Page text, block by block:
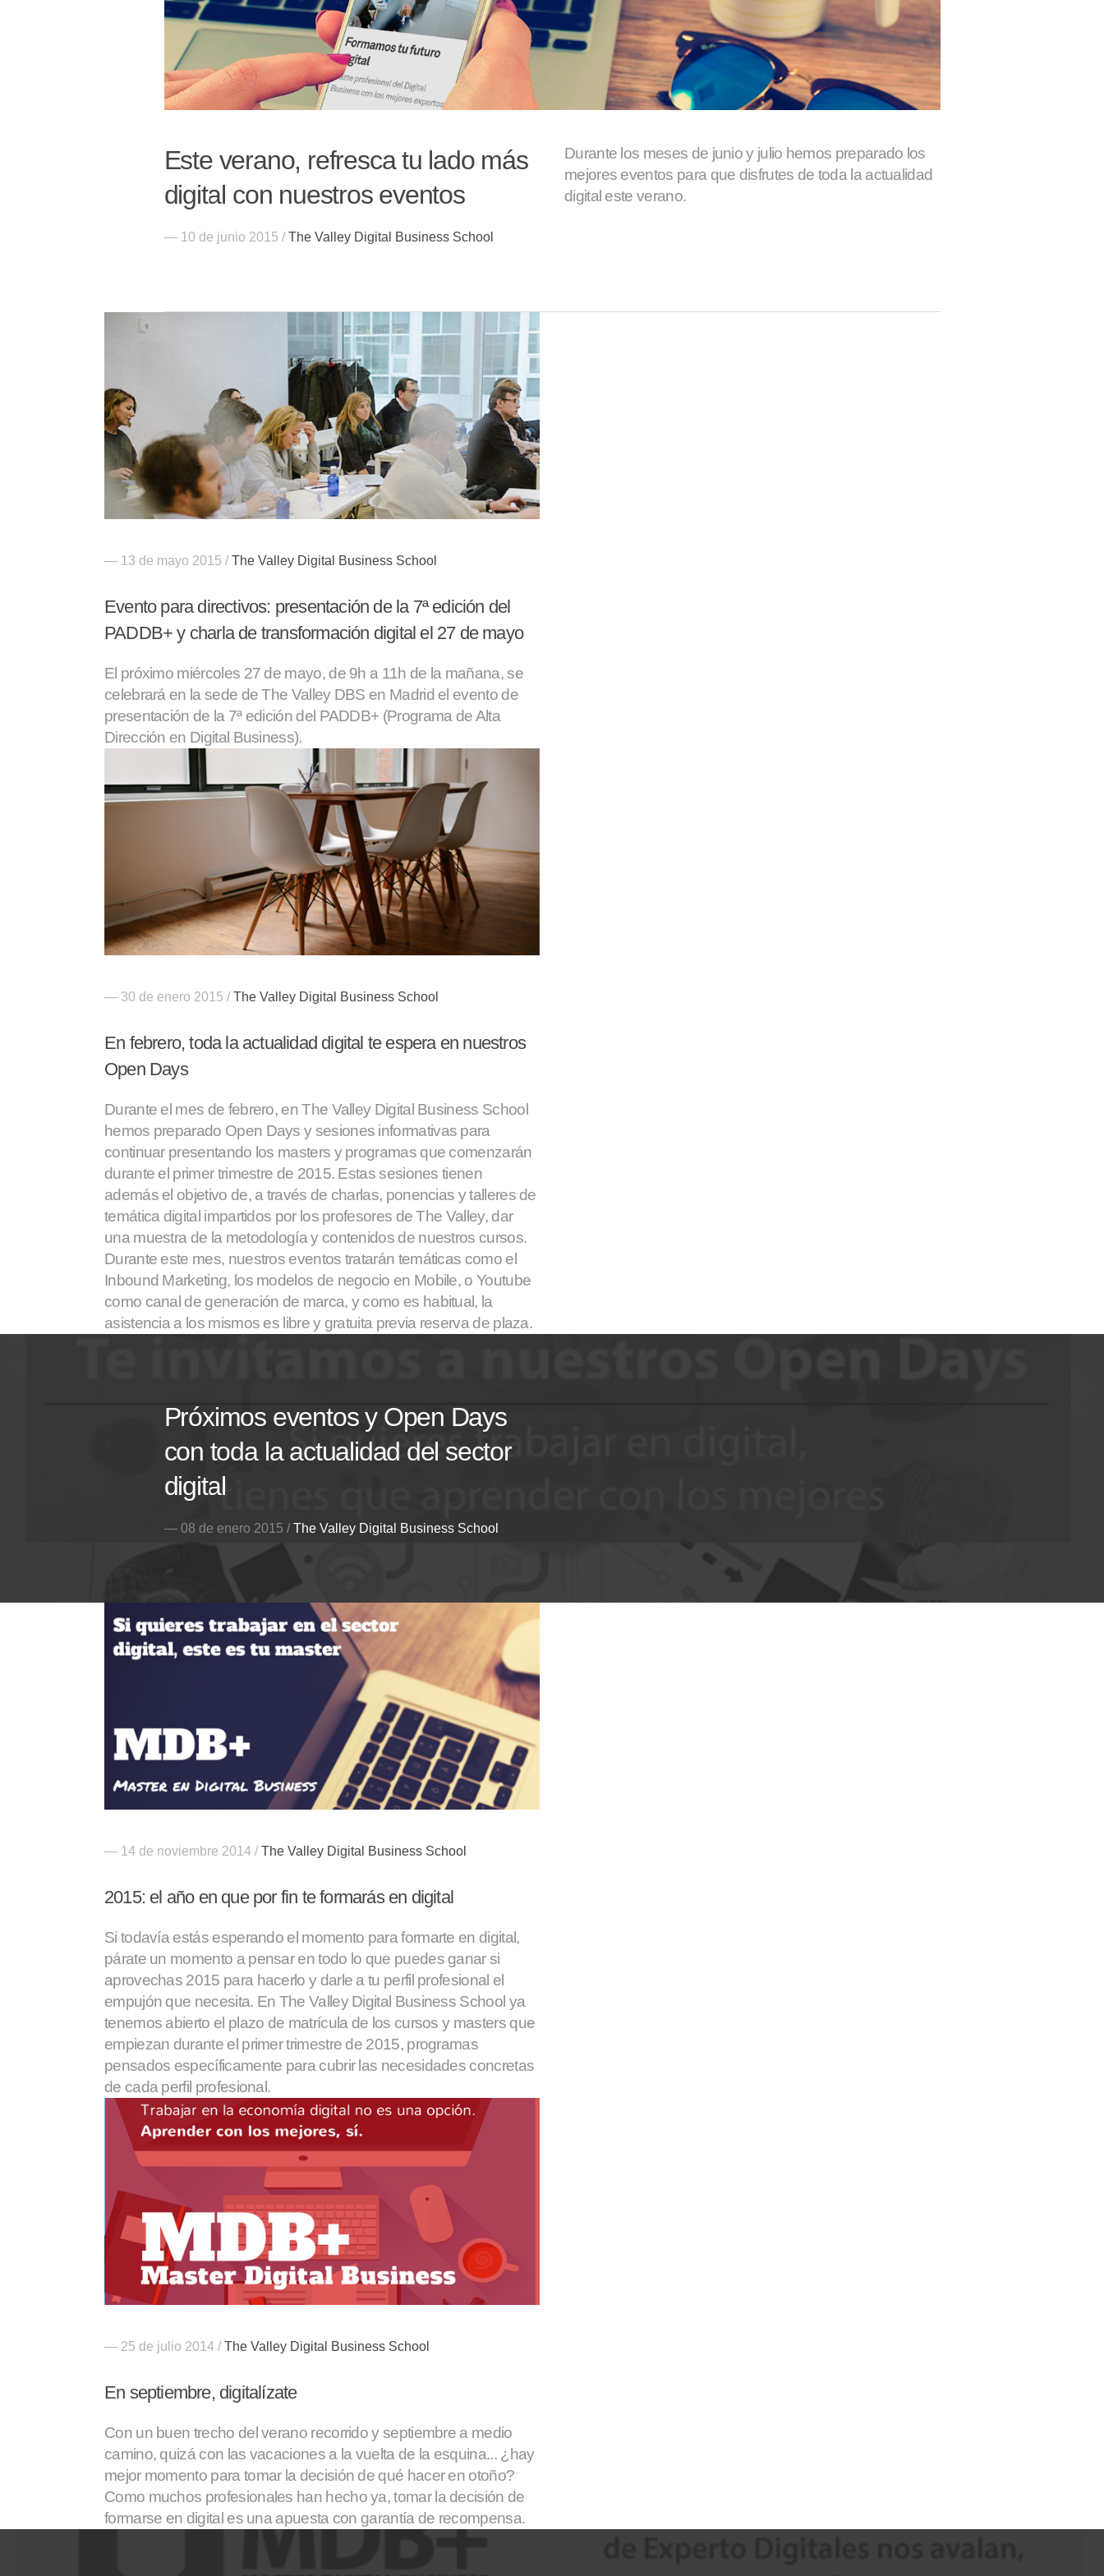
Este verano, refresca tu lado más
digital con nuestros eventos
— 10 de junio 2015 /The Valley Digital Business School
Durante los meses de junio y julio hemos preparado los
mejores eventos para que disfrutes de toda la actualidad
digital este verano.
— 13 de mayo 2015 /The Valley Digital Business School
Evento para directivos: presentación de la 7ª edición del
PADDB+ y charla de transformación digital el 27 de mayo
El próximo miércoles 27 de mayo, de 9h a 11h de la mañana, se
celebrará en la sede de The Valley DBS en Madrid el evento de
presentación de la 7ª edición del PADDB+ (Programa de Alta
Dirección en Digital Business).
— 30 de enero 2015 /The Valley Digital Business School
En febrero, toda la actualidad digital te espera en nuestros
Open Days
Durante el mes de febrero, en The Valley Digital Business School
hemos preparado Open Days y sesiones informativas para
continuar presentando los masters y programas que comenzarán
durante el primer trimestre de 2015. Estas sesiones tienen
además el objetivo de, a través de charlas, ponencias y talleres de
temática digital impartidos por los profesores de The Valley, dar
una muestra de la metodología y contenidos de nuestros cursos.
Durante este mes, nuestros eventos tratarán temáticas como el
Inbound Marketing, los modelos de negocio en Mobile, o Youtube
como canal de generación de marca, y como es habitual, la
asistencia a los mismos es libre y gratuita previa reserva de plaza.
Próximos eventos y Open Days
con toda la actualidad del sector
digital
— 08 de enero 2015 /The Valley Digital Business School
— 14 de noviembre 2014 /The Valley Digital Business School
2015: el año en que por fin te formarás en digital
Si todavía estás esperando el momento para formarte en digital,
párate un momento a pensar en todo lo que puedes ganar si
aprovechas 2015 para hacerlo y darle a tu perfil profesional el
empujón que necesita. En The Valley Digital Business School ya
tenemos abierto el plazo de matrícula de los cursos y masters que
empiezan durante el primer trimestre de 2015, programas
pensados específicamente para cubrir las necesidades concretas
de cada perfil profesional.
— 25 de julio 2014 /The Valley Digital Business School
En septiembre, digitalízate
Con un buen trecho del verano recorrido y septiembre a medio
camino, quizá con las vacaciones a la vuelta de la esquina... ¿hay
mejor momento para tomar la decisión de qué hacer en otoño?
Como muchos profesionales han hecho ya, tomar la decisión de
formarse en digital es una apuesta con garantía de recompensa.